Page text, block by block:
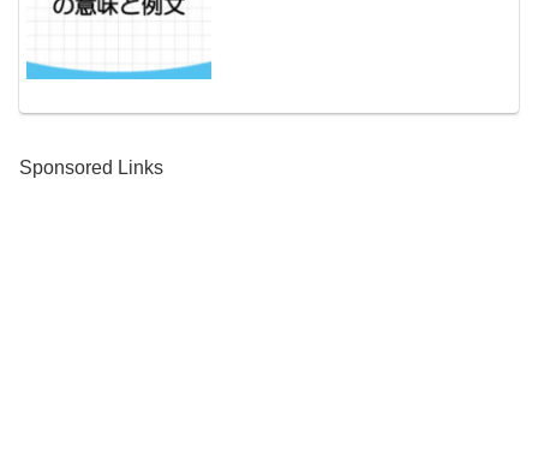
Sponsored Links